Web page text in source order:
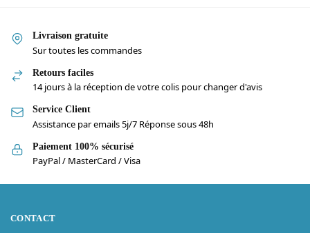
Livraison gratuite
Sur toutes les commandes
Retours faciles
14 jours à la réception de votre colis pour changer d'avis
Service Client
Assistance par emails 5j/7 Réponse sous 48h
Paiement 100% sécurisé
PayPal / MasterCard / Visa
CONTACT